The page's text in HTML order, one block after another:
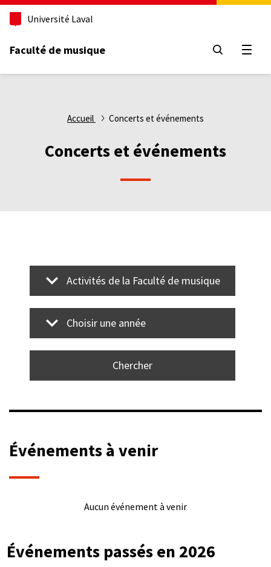
Aller
principal
Université Laval
Faculté de musique
Accueil Concerts et événements
Concerts et événements
Activités de la Faculté de musique
Choisir une année
Événements à venir
Aucun événement à venir
Événements passés en 2026